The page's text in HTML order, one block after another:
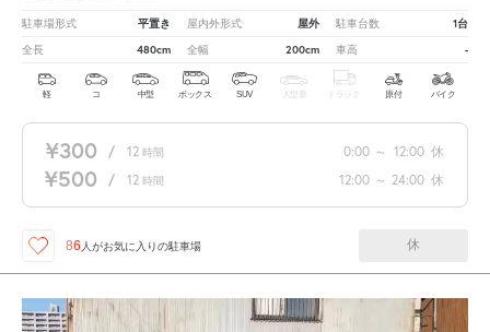
駐車場形式 平置き 屋内外形式 屋外 駐車台数 1台
全長 480cm 全幅 200cm 車高 -
軽 コ 中型 ボックス SUV 大型車 トラック 原付 バイク
¥300 / 12 時間 0:00 ～ 12:00 休
¥500 / 12 時間 12:00 ～ 24:00 休
86 人がお気に入りの駐車場 休